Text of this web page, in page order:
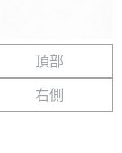
頂部
右側